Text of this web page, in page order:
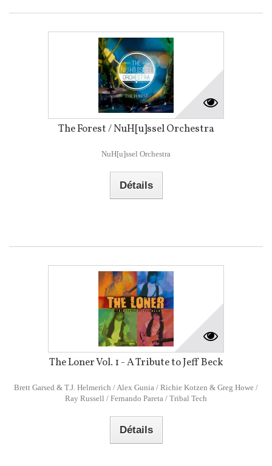
The Forest / NuH[u]ssel Orchestra
NuH[u]ssel Orchestra
Détails
The Loner Vol. 1 - A Tribute to Jeff Beck
Brett Garsed & T.J. Helmerich / Alex Gunia / Richie Kotzen & Greg Howe /
Ray Russell / Fernando Pareta / Tribal Tech
Détails